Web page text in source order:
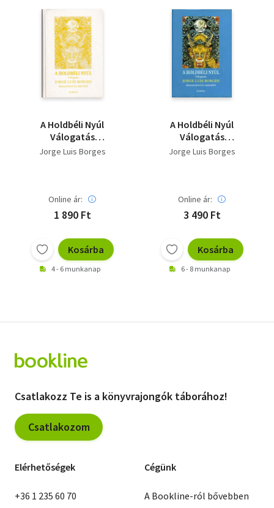
A Holdbéli Nyúl
Válogatás
társszerzőivel írt
Jorge Luis Borges
Online ár:
1 890 Ft
Kosárba
4 - 6 munkanap
A Holdbéli Nyúl
Válogatás
társszerzőivel írt
Jorge Luis Borges
Online ár:
3 490 Ft
Kosárba
6 - 8 munkanap
Csatlakozz Te is a könyvrajongók táborához!
Csatlakozom
Elérhetőségek
+36 1 235 60 70
Cégünk
A Bookline-ról bővebben